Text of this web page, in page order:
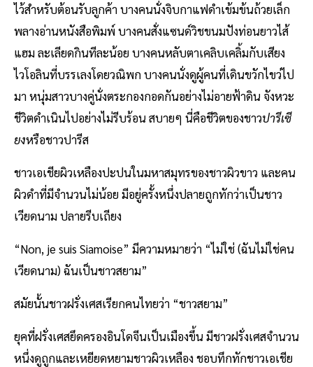
ไว้สำหรับต้อนรับลูกค้า บางคนนั่งจิบกาแฟดำเข้มข้นถ้วยเล็ก
พลางอ่านหนังสือพิมพ์ บางคนสั่งแซนด์วิชขนมปังท่อนยาวไส้
แฮม ละเลียดกินทีละน้อย บางคนหลับตาเคลิบเคลิ้มกับเสียง
ไวโอลินที่บรรเลงโดยวณิพก บางคนนั่งดูผู้คนที่เดินขวักไขว่ไป
มา หนุ่มสาวบางคู่นั่งตระกองกอดกันอย่างไม่อายฟ้าดิน จังหวะ
ชีวิตดำเนินไปอย่างไม่รีบร้อน สบายๆ นี่คือชีวิตของชาวปารีเซี
ยงหรือชาวปารีส
ชาวเอเชียผิวเหลืองปะปนในมหาสมุทรของชาวผิวขาว และคน
ผิวดำที่มีจำนวนไม่น้อย มีอยู่ครั้งหนึ่งปลายถูกทักว่าเป็นชาว
เวียดนาม ปลายรีบเถียง
“Non, je suis Siamoise” มีความหมายว่า “ไม่ใช่ (ฉันไม่ใช่คน
เวียดนาม) ฉันเป็นชาวสยาม”
สมัยนั้นชาวฝรั่งเศสเรียกคนไทยว่า “ชาวสยาม”
ยุคที่ฝรั่งเศสยึดครองอินโดจีนเป็นเมืองขึ้น มีชาวฝรั่งเศสจำนวน
หนึ่งดูถูกและเหยียดหยามชาวผิวเหลือง ชอบทึกทักชาวเอเชีย